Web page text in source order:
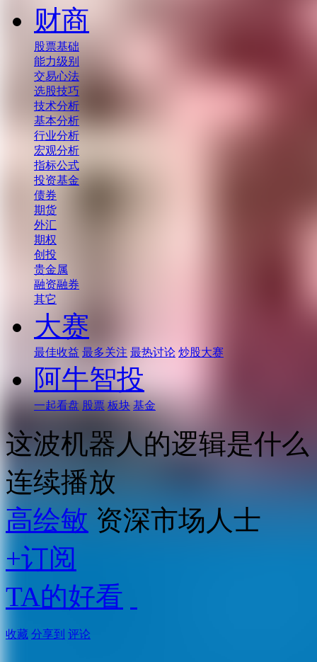
财商
股票基础
能力级别
交易心法
选股技巧
技术分析
基本分析
行业分析
宏观分析
指标公式
投资基金
债券
期货
外汇
期权
创投
贵金属
融资融券
其它
大赛
最佳收益 最多关注 最热讨论 炒股大赛
阿牛智投
一起看盘 股票 板块 基金
这波机器人的逻辑是什
连续播放
高绘敏 资深市场人士
+订阅
TA的好看
收藏 分享到 评论